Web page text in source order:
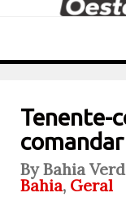
Tenente-
By Bahia
Bahia, Geral